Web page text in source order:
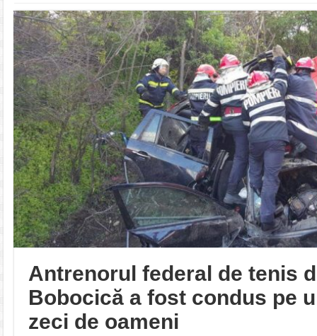
Antrenorul federal de tenis
Bobocică a fost condus pe
zeci de oameni